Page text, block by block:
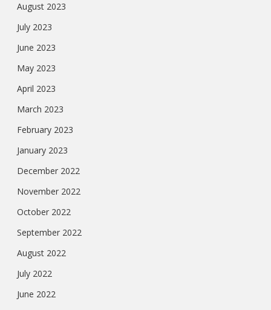
August 2023
July 2023
June 2023
May 2023
April 2023
March 2023
February 2023
January 2023
December 2022
November 2022
October 2022
September 2022
August 2022
July 2022
June 2022